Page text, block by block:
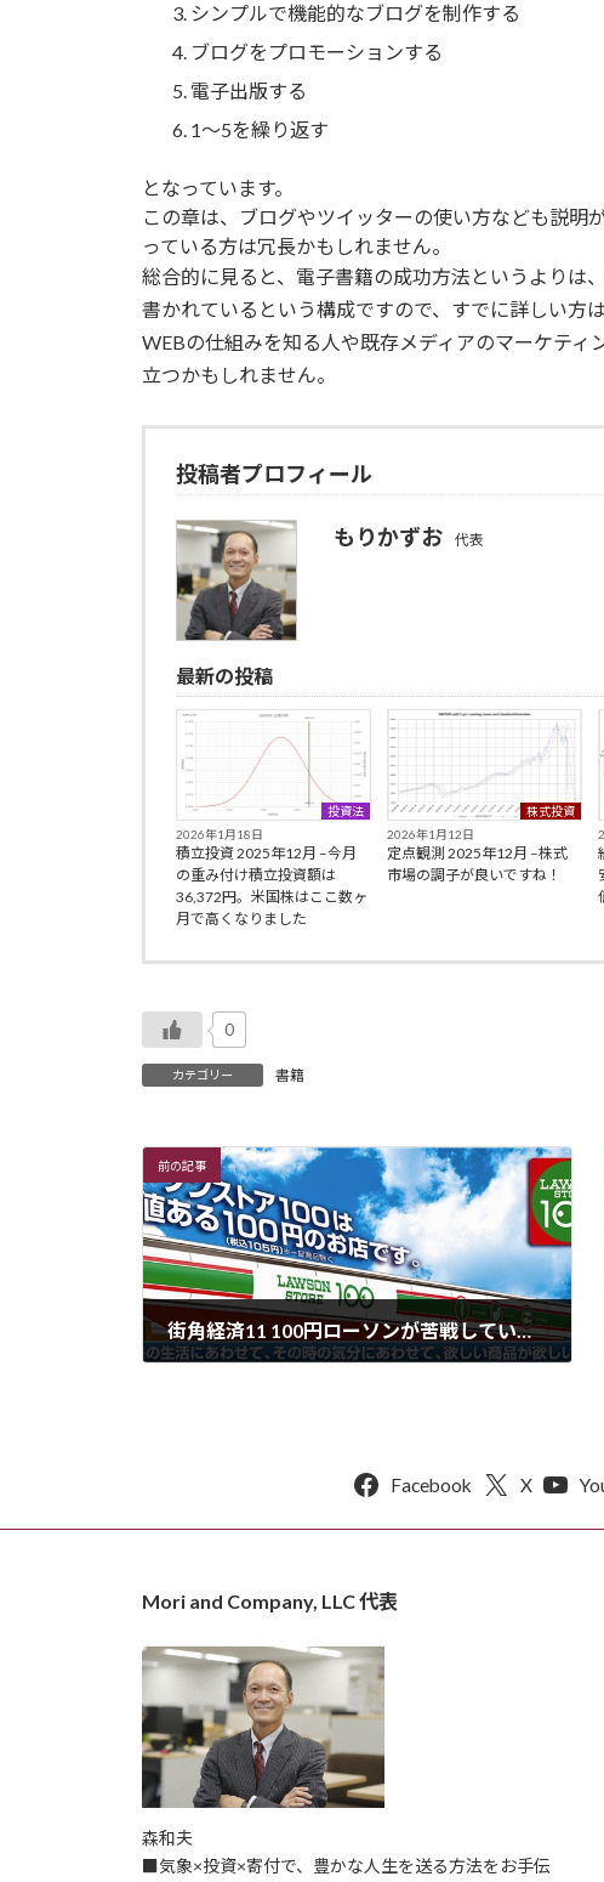
シンプルで機能的なブログを制作する
ブログをプロモーションする
電子出版する
1～5を繰り返す
となっています。
この章は、ブログやツイッターの使い方なども説明
っている方は冗長かもしれません。
総合的に見ると、電子書籍の成功方法というよりは
書かれているという構成ですので、すでに詳しい方
WEBの仕組みを知る人や既存メディアのマーケテ
立つかもしれません。
投稿者プロフィール
もりかずお 代表
最新の投稿
投資法
2026年1月18日
積立投資 2025年12月 –今月
の重み付け積立投資額は
36,372円。米国株はここ数ヶ
月で高くなりました
株式投資
2026年1月12日
定点観測 2025年12月 –株式
市場の調子が良いですね！
0
カテゴリー 書籍
前の記事
街角経済11 100円ローソンが苦戦している一方、まいばすけっとが好調 –小売業の出店はほんとうに難しい!!戦略が与える影響について
Facebook X
Mori and Company, LLC 代表
森和夫
■気象×投資×寄付で、豊かな人生を送る方法をお手伝